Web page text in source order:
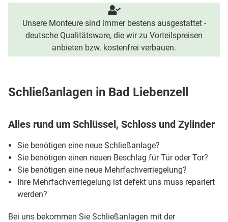
Unsere Monteure sind immer bestens ausgestattet -
deutsche Qualitätsware, die wir zu Vorteilspreisen
anbieten bzw. kostenfrei verbauen.
Schließanlagen in Bad Liebenzell
Alles rund um Schlüssel, Schloss und Zylinder
Sie benötigen eine neue Schließanlage?
Sie benötigen einen neuen Beschlag für Tür oder Tor?
Sie benötigen eine neue Mehrfachverriegelung?
Ihre Mehrfachverriegelung ist defekt uns muss repariert
werden?
Bei uns bekommen Sie Schließanlagen mit der